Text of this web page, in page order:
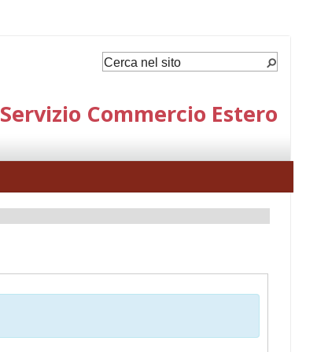
Servizio Commercio Estero